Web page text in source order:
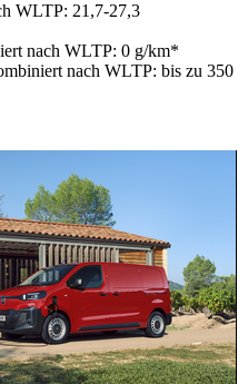
WLTP: 21,7-27,3
nach WLTP: 0 g/km*
nach WLTP: bis zu 350